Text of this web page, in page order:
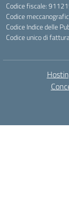
Codice fiscale:
Codice
Codice Indice delle
Codice unico di